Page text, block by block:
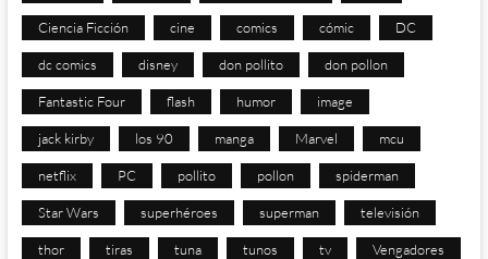
Ciencia Ficción cine comics cómic DC
dc comics disney don pollito don pollon
Fantastic Four flash humor image
jack kirby los 90 manga Marvel mcu
netflix PC pollito pollon spiderman
Star Wars superhéroes superman televisión
thor tiras tuna tunos tv Vengadores